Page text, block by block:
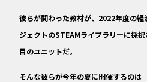
彼らが関わった教材が、2022年度の
ジェクトのSTEAMライブラリーに採
目のユニットだ。
そんな彼らが今年の夏に開催するのは